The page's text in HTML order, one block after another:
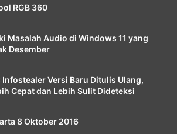
RGB 360
Masalah Audio di Windows 11 yang
Desember
Versi Baru Ditulis Ulang,
Cepat dan Lebih Sulit Dideteksi
8 Oktober 2016